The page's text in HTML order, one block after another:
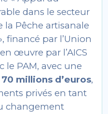
dans le secteur
la Pêche artisanale
financé par l’Union
œuvre par l’AICS
le PAM, avec une
70 millions d’euros,
privés en tant
changement